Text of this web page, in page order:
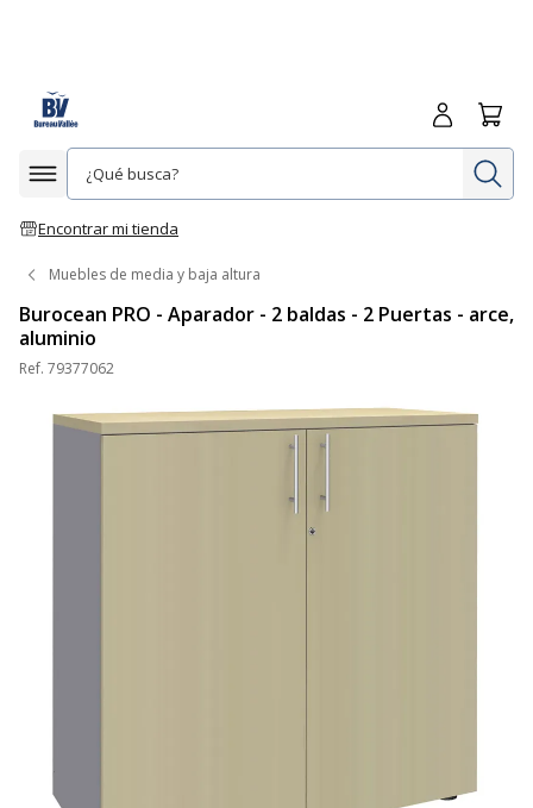
Afficher la navigation
Encontrar mi tienda
Iniciar
Muebles de media y baja altura
Burocean PRO - Aparador - 2 baldas - 2 Puertas - arce,
aluminio
Ref. 79377062